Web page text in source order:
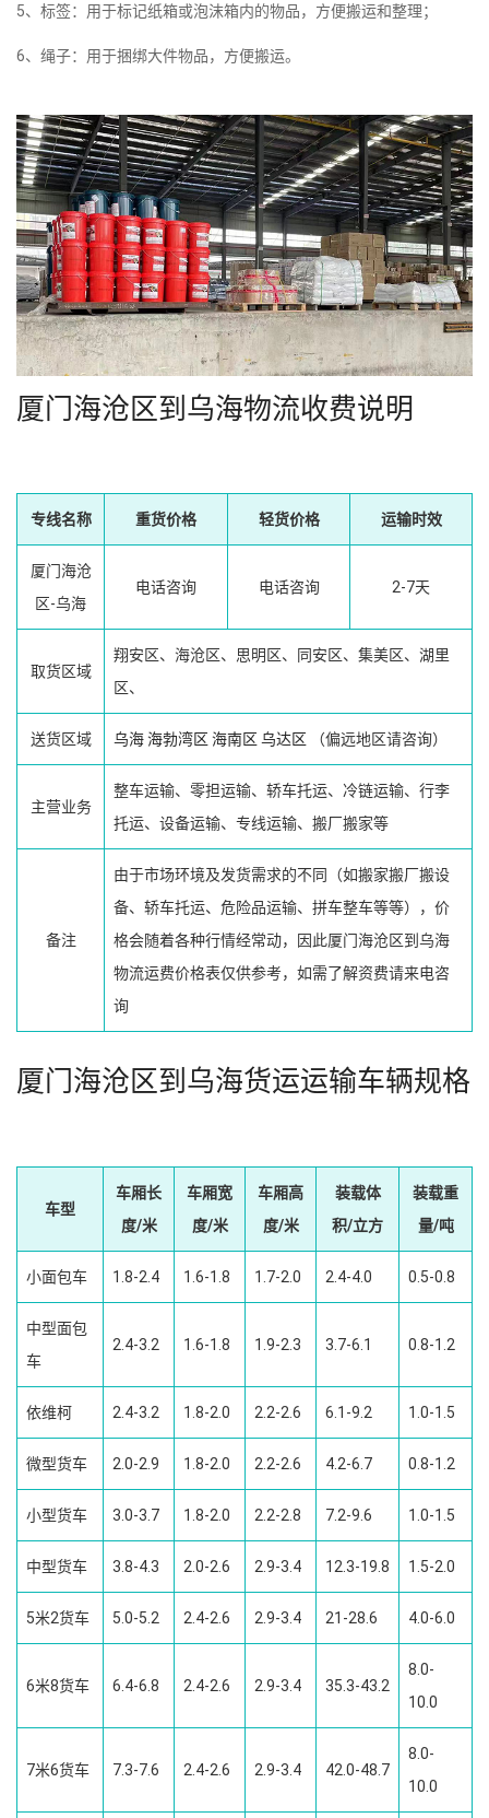
5、标签：用于标记纸箱或泡沫箱内的物品，方便搬运和整理；
6、绳子：用于捆绑大件物品，方便搬运。
厦门海沧区到乌海物流收费说明
专线名称 重货价格 轻货价格 运输时效
厦门海沧
区-乌海
电话咨询 电话咨询 2-7天
取货区域
翔安区、海沧区、思明区、同安区、集美区、湖里
区、
送货区域 乌海海勃湾区 海南区 乌达区 （偏远地区请咨询）
主营业务
整车运输、零担运输、轿车托运、冷链运输、行李
托运、设备运输、专线运输、搬厂搬家等
备注
由于市场环境及发货需求的不同（如搬家搬厂搬设
备、轿车托运、危险品运输、拼车整车等等），价
格会随着各种行情经常动，因此厦门海沧区到乌海
物流运费价格表仅供参考，如需了解资费请来电咨
询
厦门海沧区到乌海货运运输车辆规格
车型
车厢长
度/米
车厢宽
度/米
车厢高
度/米
装载体
积/立方
装载重
量/吨
小面包车 1.8-2.4 1.6-1.8 1.7-2.0 2.4-4.0 0.5-0.8
中型面包
车
2.4-3.2 1.6-1.8 1.9-2.3 3.7-6.1 0.8-1.2
依维柯 2.4-3.2 1.8-2.0 2.2-2.6 6.1-9.2 1.0-1.5
微型货车 2.0-2.9 1.8-2.0 2.2-2.6 4.2-6.7 0.8-1.2
小型货车 3.0-3.7 1.8-2.0 2.2-2.8 7.2-9.6 1.0-1.5
中型货车 3.8-4.3 2.0-2.6 2.9-3.4 12.3-19.8 1.5-2.0
5米2货车 5.0-5.2 2.4-2.6 2.9-3.4 21-28.6 4.0-6.0
6米8货车 6.4-6.8 2.4-2.6 2.9-3.4 35.3-43.2
8.0-
10.0
7米6货车 7.3-7.6 2.4-2.6 2.9-3.4 42.0-48.7
8.0-
10.0